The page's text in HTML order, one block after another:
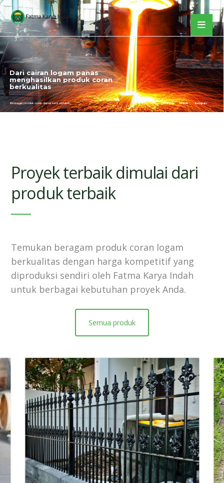
Dari cairan logam panas
menghasilkan produk coran
berkualitas
twitter
Berbagai produk coran dapat kami ciptakan facebook instagram
Proyek terbaik dimulai dari
produk terbaik
Temukan beragam produk coran logam
berkualitas dengan harga kompetitif yang
diproduksi sendiri oleh Fatma Karya Indah
untuk berbagai kebutuhan proyek Anda.
Semua produk